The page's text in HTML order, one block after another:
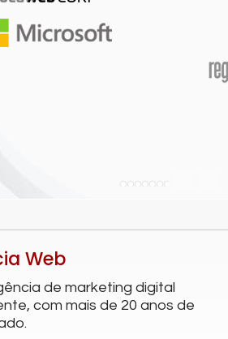
Web
de marketing digital
com mais de 20 anos de